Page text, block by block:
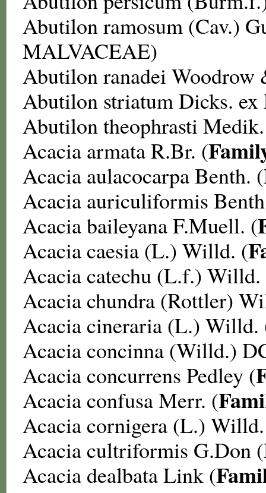
Abutilon ramosum (Cav.)
MALVACEAE)
Abutilon ranadei Woodrow
Abutilon striatumDicks.
Abutilon theophrasti
Acacia armataR.Br. (
Acacia aulacocarpaBenth. (
Acacia auriculiformis
Acacia baileyanaF.Muell. (
Acacia caesia (L.) Willd. (
Acacia catechu (L.f.) Willd.
Acacia chundra (Rottler)
Acacia cineraria (L.) Willd.
Acacia concinna (Willd.)
Acacia concurrens Pedley (
Acacia confusaMerr. (
Acacia cornigera (L.)
Acacia cultriformis G.Don (
Acacia dealbataLink (